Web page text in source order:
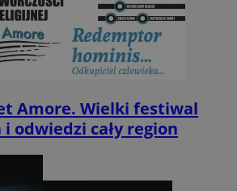
Amore. Wielki festiwal
odwiedzi cały region